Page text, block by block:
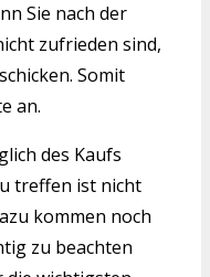
Sie nach der
zufrieden sind,
Somit
an.
des Kaufs
treffen ist nicht
kommen noch
zu beachten